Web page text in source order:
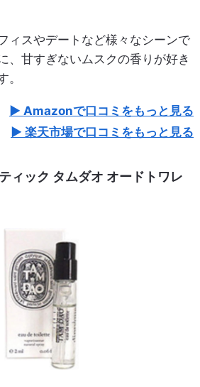
ィスやデートなど様々なシーンで
、甘すぎないムスクの香りが好き
。
Amazonで口コミをもっと見る
楽天市場で口コミをもっと見る
ィック タムダオ オードトワレ